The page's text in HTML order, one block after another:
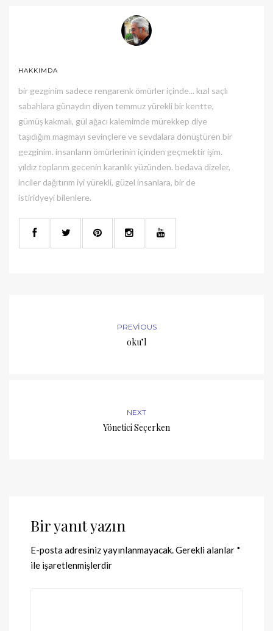
HAKKIMDA
bir gezginim sadece rengarenk ömürler içinde... kızıl saçlı
sabahlara günaydın diyen temmuz yürekli bir kentte,
gümüş kakmalı, gül ağacı kalemimde mürekkep diye
taşıdığım magmayı sevinçlere ve sevdalara dönüştüren bir
gezginim. insanların ömürlerinin içinden geçmektir işim.
yıldız toplarım gecenin karanlık yüzünden. bedava dizeler,
inciler dağıtırım iyi yürekli, güzel insanlara, bir de
istiridyeyi bilenlere.
PREVIOUS
oku’l
NEXT
Yönetici Seçerken
Bir yanıt yazın
E-posta adresiniz yayınlanmayacak.Gerekli alanlar *
ile işaretlenmişlerdir